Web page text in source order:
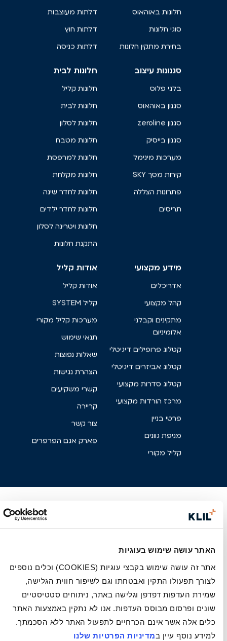
האתר עושה שימוש בעוגיות
אתר זה עושה שימוש בקבצי עוגיות (COOKIES) וכלים נוספים
לצורך תפעולו התקין ואבטחתו וגם לשיפור חווית הגלישה,
שמירת העדפות דפדפן וגלישה באתר, ניתוחים סטטיסטיים
שונים ופרסום מבוסס העדפות. אנו לא נתקין באמצעות האתר
כלים אלה אשר אינם הכרחיים לתפעול האתר ללא הסכמתך.
למידע נוסף עיין במדיניות הפרטיות שלנו
חלונות באוהאוס
סוגי חלונות
בחירת מתקין חלונות
דלתות מעוצבות
דלתות חוץ
דלתות כניסה
סגנונות עיצוב
בלגי פלוס
סגנון באוהאוס
סגנון zeroline
סגנון בייסיק
מערכות מינימל
קירות מסך SKY
פתרונות הצללה
תריסים
חלונות לבית
חלונות קליל
חלונות לבית
חלונות לסלון
חלונות מטבח
חלונות למרפסת
חלונות מקלחת
חלונות לחדר שינה
חלונות לחדר ילדים
חלונות ויטרינה לסלון
התקנת חלונות
מידע מקצועי
אדריכלים
קהל מקצועי
מתקינים וקבלני
אלומיניום
קטלוג פרופילים דיגיטלי
קטלוג אביזרים דיגיטלי
קטלוג סדרות מקצועי
מרכז הורדות מקצועי
פרטי בניין
מניפת גוונים
קליל מקורי
אודות קליל
אודות קליל
קליל SYSTEM
מערכות קליל מקורי
תנאי שימוש
שאלות נפוצות
הצהרת נגישות
קשרי משקיעים
קריירה
צור קשר
פארק אגם הפרפרים